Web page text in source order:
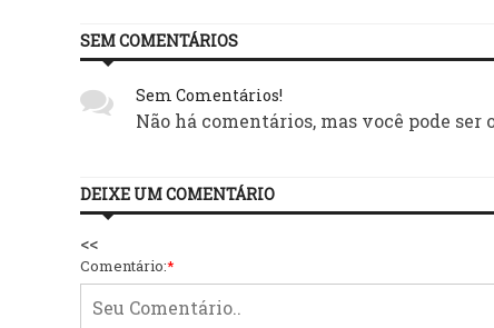
SEM COMENTÁRIOS
Sem Comentários!
Não há comentários, mas você pode
DEIXE UM COMENTÁRIO
<<
Comentário:*